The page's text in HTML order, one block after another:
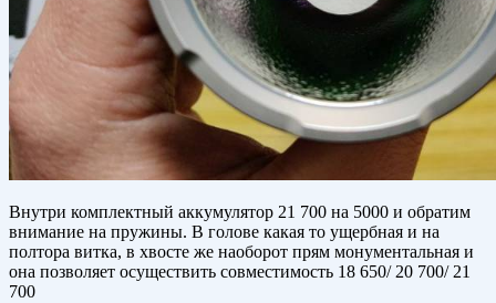
Внутри комплектный аккумулятор 21 700 на 5000 и обратим
внимание на пружины. В голове какая то ущербная и на
полтора витка, в хвосте же наоборот прям монументальная и
она позволяет осуществить совместимость 18 650/ 20 700/ 21
700